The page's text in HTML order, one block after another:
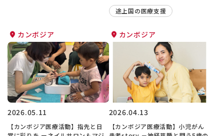
途上国の医療支援
カンボジア
2026.05.11
【カンボジア医療活動】指先と日
カンボジア
2026.04.13
【カンボジア医療活動】小児がん